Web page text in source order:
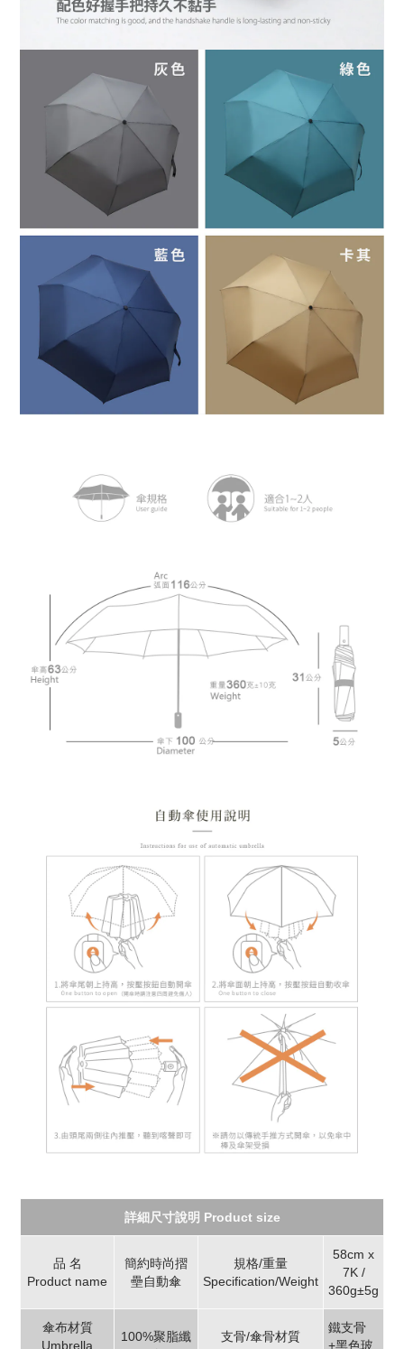
詳細尺寸說明 Product size
品 名
Product name
簡約時尚摺
壘自動傘
規格/重量
Specification/Weight
58cm x
7K /
360g±5g
傘布材質
Umbrella
100%聚脂纖
支骨/傘骨材質
鐵支骨
+黑色玻